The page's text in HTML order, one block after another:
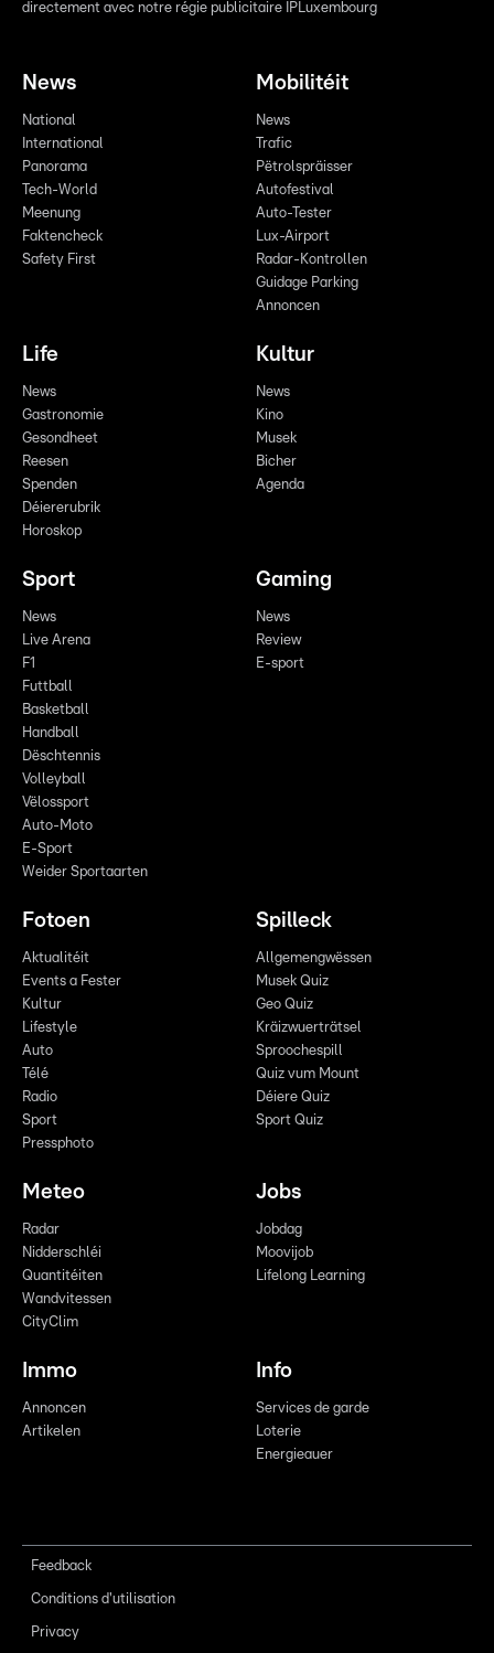
directement avec notre régie publicitaire IPLuxembourg
News
National
International
Panorama
Tech-World
Meenung
Faktencheck
Safety First
Mobilitéit
News
Trafic
Pëtrolspräisser
Autofestival
Auto-Tester
Lux-Airport
Radar-Kontrollen
Guidage Parking
Annoncen
Life
News
Gastronomie
Gesondheet
Reesen
Spenden
Déiererubrik
Horoskop
Kultur
News
Kino
Musek
Bicher
Agenda
Sport
News
Live Arena
F1
Futtball
Basketball
Handball
Dëschtennis
Volleyball
Vëlossport
Auto-Moto
E-Sport
Weider Sportaarten
Gaming
News
Review
E-sport
Fotoen
Aktualitéit
Events a Fester
Kultur
Lifestyle
Auto
Télé
Radio
Sport
Pressphoto
Spilleck
Allgemengwëssen
Musek Quiz
Geo Quiz
Kräizwuerträtsel
Sproochespill
Quiz vum Mount
Déiere Quiz
Sport Quiz
Meteo
Radar
Nidderschléi
Quantitéiten
Wandvitessen
CityClim
Jobs
Jobdag
Moovijob
Lifelong Learning
Immo
Annoncen
Artikelen
Info
Services de garde
Loterie
Energieauer
Feedback
Conditions d'utilisation
Privacy